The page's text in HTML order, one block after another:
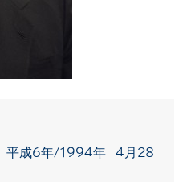
成6年/1994年 4月28